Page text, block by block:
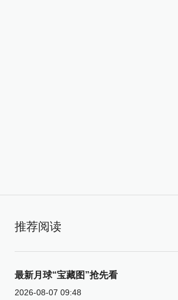
推荐阅读
最新月球“宝藏图”抢先看
2026-08-07 09:48